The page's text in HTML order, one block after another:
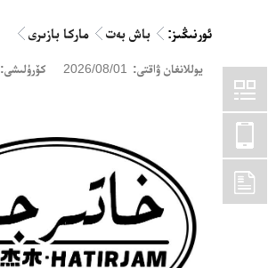
ئورنىڭىز: باش بەت ماركا بازىرى
يوللانغان ۋاقتى: 2026/08/01 كۆرۈلىشى: